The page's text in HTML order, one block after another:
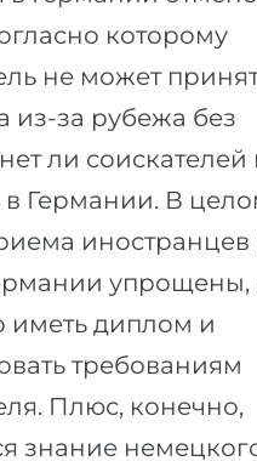
которому
не может
из-за рубежа без
ли соискателей
Германии. В
иностранцев
упрощены,
иметь диплом и
требованиям
Плюс, конечно,
знание